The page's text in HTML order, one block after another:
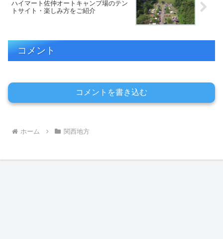
ハイマート佐仲オートキャンプ場のテン
トサイト・楽しみ方をご紹介
コメント
コメントを書き込む
ホーム 関西地方